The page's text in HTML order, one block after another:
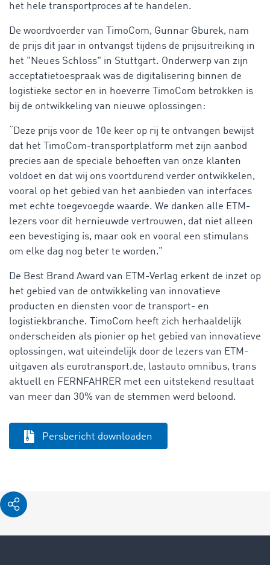
het hele transportproces af te handelen.
De woordvoerder van TimoCom, Gunnar Gburek, nam
de prijs dit jaar in ontvangst tijdens de prijsuitreiking in
het "Neues Schloss" in Stuttgart. Onderwerp van zijn
acceptatietoespraak was de digitalisering binnen de
logistieke sector en in hoeverre TimoCom betrokken is
bij de ontwikkeling van nieuwe oplossingen:
“Deze prijs voor de 10e keer op rij te ontvangen bewijst
dat het TimoCom-transportplatform met zijn aanbod
precies aan de speciale behoeften van onze klanten
voldoet en dat wij ons voortdurend verder ontwikkelen,
vooral op het gebied van het aanbieden van interfaces
met echte toegevoegde waarde. We danken alle ETM-
lezers voor dit hernieuwde vertrouwen, dat niet alleen
een bevestiging is, maar ook en vooral een stimulans
om elke dag nog beter te worden.”
De Best Brand Award van ETM-Verlag erkent de inzet op
het gebied van de ontwikkeling van innovatieve
producten en diensten voor de transport- en
logistiekbranche. TimoCom heeft zich herhaaldelijk
onderscheiden als pionier op het gebied van innovatieve
oplossingen, wat uiteindelijk door de lezers van ETM-
uitgaven als eurotransport.de, lastauto omnibus, trans
aktuell en FERNFAHRER met een uitstekend resultaat
van meer dan 30% van de stemmen werd beloond.
Persbericht downloaden